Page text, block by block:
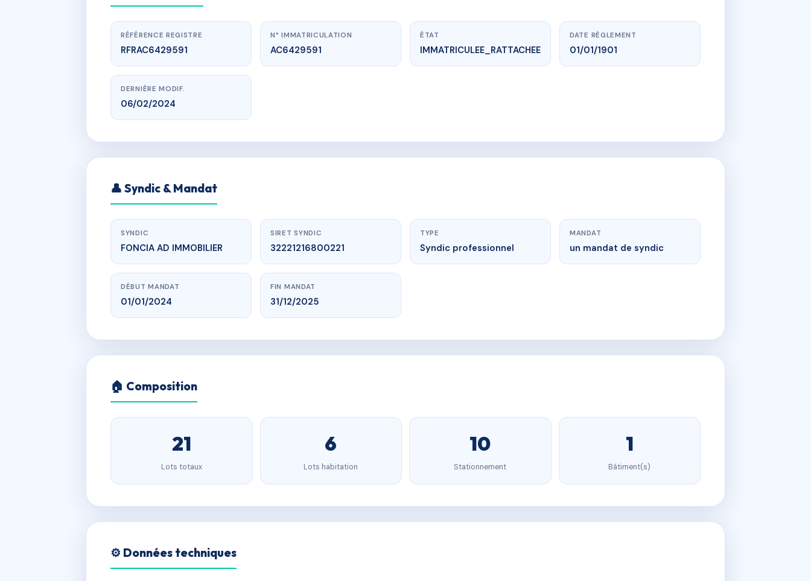
www.vme.plus/AC6429591
HAUT SARTOUX 2A RUELLE DES ASPHODELES 06560 VALBONNE
RÉFÉRENCE REGISTRE
RFRAC6429591
N° IMMATRICULATION
AC6429591
ÉTAT
IMMATRICULEE_RATTACHEE
DATE RÈGLEMENT
01/01/1901
DERNIÈRE MODIF.
06/02/2024
👤 Syndic & Mandat
SYNDIC
FONCIA AD IMMOBILIER
SIRET SYNDIC
32221216800221
TYPE
Syndic professionnel
MANDAT
un mandat de syndic
DÉBUT MANDAT
01/01/2024
FIN MANDAT
31/12/2025
🏠 Composition
21
Lots totaux
6
Lots habitation
10
Stationnement
1
Bâtiment(s)
⚙️ Données techniques